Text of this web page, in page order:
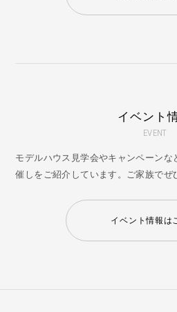
イベント
EVENT
モデルハウス見学会やキャンペーン
催しをご紹介しています。ご家族でぜ
イベント情報は